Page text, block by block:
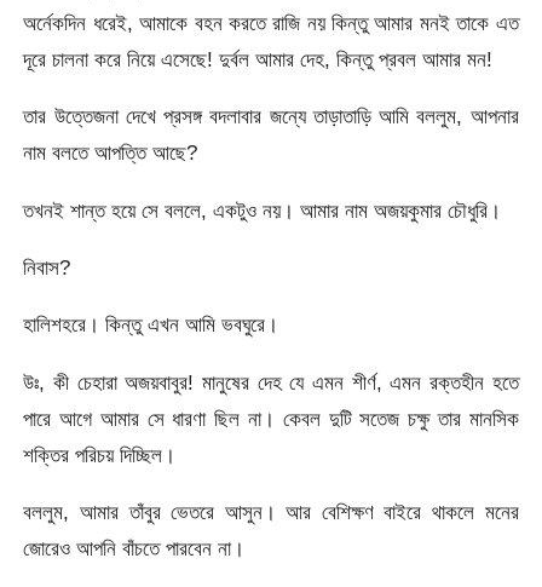
অর্নেকদিন ধরেই, আমাকে বহন করতে রাজি নয় কিন্তু আমার মনই তাকে এত
দূরে চালনা করে নিয়ে এসেছে! দুর্বল আমার দেহ, কিন্তু প্রবল আমার মন!
তার উত্তেজনা দেখে প্রসঙ্গ বদলাবার জন্যে তাড়াতাড়ি আমি বললুম, আপনার
নাম বলতে আপত্তি আছে?
তখনই শান্ত হয়ে সে বললে, একটুও নয়। আমার নাম অজয়কুমার চৌধুরি।
নিবাস?
হালিশহরে। কিন্তু এখন আমি ভবঘুরে।
উঃ, কী চেহারা অজয়বাবুর! মানুষের দেহ যে এমন শীর্ণ, এমন রক্তহীন হতে
পারে আগে আমার সে ধারণা ছিল না। কেবল দুটি সতেজ চক্ষু তার মানসিক
শক্তির পরিচয় দিচ্ছিল।
বললুম, আমার তাঁবুর ভেতরে আসুন। আর বেশিক্ষণ বাইরে থাকলে মনের
জোরেও আপনি বাঁচতে পারবেন না।